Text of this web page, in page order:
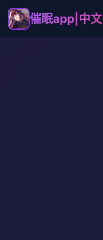
催眠app|中